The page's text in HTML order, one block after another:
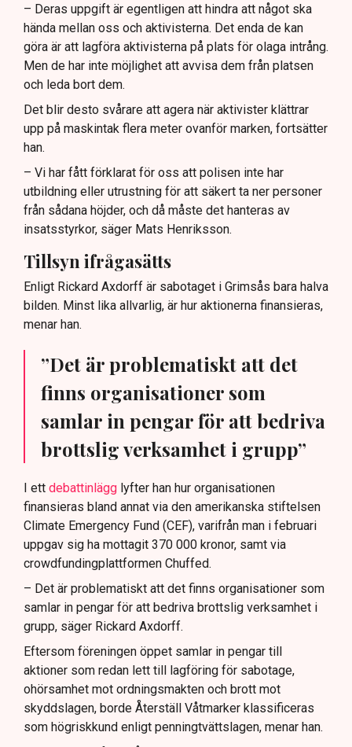
– Deras uppgift är egentligen att hindra att något ska
hända mellan oss och aktivisterna. Det enda de kan
göra är att lagföra aktivisterna på plats för olaga intrång.
Men de har inte möjlighet att avvisa dem från platsen
och leda bort dem.
Det blir desto svårare att agera när aktivister klättrar
upp på maskintak flera meter ovanför marken, fortsätter
han.
– Vi har fått förklarat för oss att polisen inte har
utbildning eller utrustning för att säkert ta ner personer
från sådana höjder, och då måste det hanteras av
insatsstyrkor, säger Mats Henriksson.
Tillsyn ifrågasätts
Enligt Rickard Axdorff är sabotaget i Grimsås bara halva
bilden. Minst lika allvarlig, är hur aktionerna finansieras,
menar han.
”Det är problematiskt att det
finns organisationer som
samlar in pengar för att bedriva
brottslig verksamhet i grupp”
I ett debattinlägg lyfter han hur organisationen
finansieras bland annat via den amerikanska stiftelsen
Climate Emergency Fund (CEF), varifrån man i februari
uppgav sig ha mottagit 370 000 kronor, samt via
crowdfundingplattformen Chuffed.
– Det är problematiskt att det finns organisationer som
samlar in pengar för att bedriva brottslig verksamhet i
grupp, säger Rickard Axdorff.
Eftersom föreningen öppet samlar in pengar till
aktioner som redan lett till lagföring för sabotage,
ohörsamhet mot ordningsmakten och brott mot
skyddslagen, borde Återställ Våtmarker klassificeras
som högriskkund enligt penningtvättslagen, menar han.